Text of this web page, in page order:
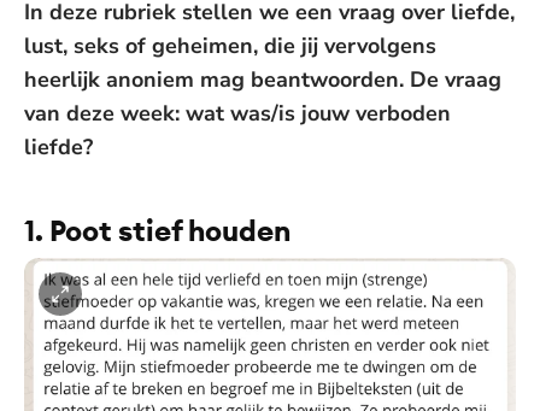
In deze rubriek stellen we een vraag over liefde,
lust, seks of geheimen, die jij vervolgens
heerlijk anoniem mag beantwoorden. De vraag
van deze week: wat was/is jouw verboden
liefde?
1. Poot stief houden